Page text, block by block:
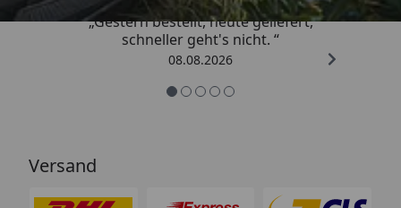
„Gestern bestellt, heute geliefert,
schneller geht's nicht. “
08.08.2026
Versand